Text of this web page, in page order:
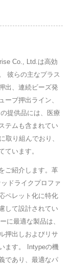
Co., Ltd.は高効
彼らの主なプラス
出、連続ビーズ発
ーブ押出ライン、
提供品には、医療
テムも含まれてい
取り組んでおり、
ています。
ご紹介します。革
ドライクプロファ
ペレット化に特化
して設計されてい
に最適な製品は、
押出しおよびリサ
ます。 Intypeの機
であり、最適なパ